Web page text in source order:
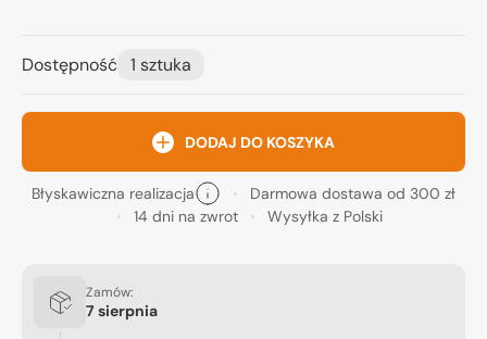
Dostępność 1 sztuka
DODAJ DO KOSZYKA
Błyskawiczna realizacja
Darmowa dostawa od 300 zł
14 dni na zwrot
Wysyłka z Polski
Zamów:
7 sierpnia